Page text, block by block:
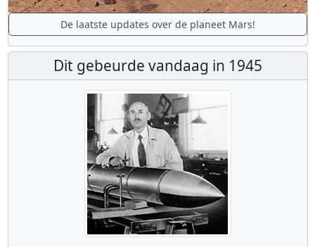
De laatste updates over de planeet Mars!
Dit gebeurde vandaag in 1945